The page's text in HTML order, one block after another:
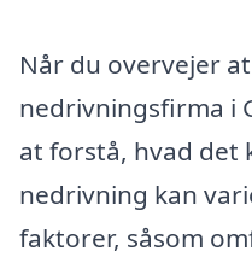
Når du overvejer
nedrivningsfirma i
at forstå, hvad det
nedrivning kan
faktorer, såsom